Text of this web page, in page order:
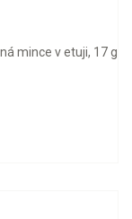
mince v etuji, 17 g